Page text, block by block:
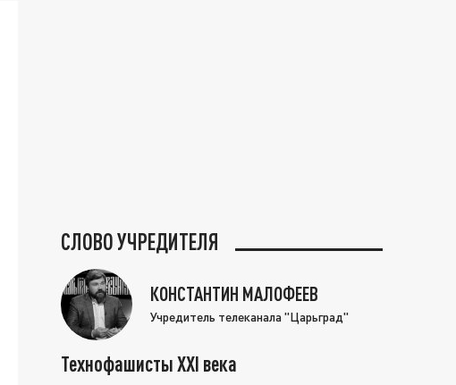
СЛОВО УЧРЕДИТЕЛЯ
КОНСТАНТИН МАЛОФЕЕВ
Учредитель телеканала "Царьград"
Технофашисты XXI века